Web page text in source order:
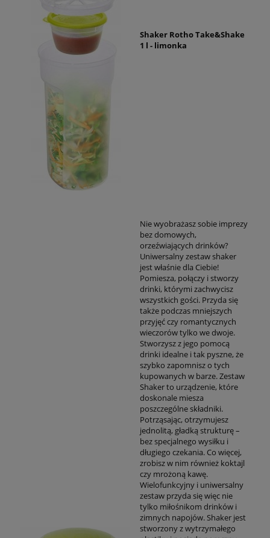
Shaker Rotho Take&Shake
1 l - limonka
Nie wyobrażasz sobie imprezy
bez domowych,
orzeźwiających drinków?
Uniwersalny zestaw shaker
jest właśnie dla Ciebie!
Pomiesza, połączy i stworzy
drinki, którymi zachwycisz
wszystkich gości. Przyda się
także podczas mniejszych
przyjęć czy romantycznych
wieczorów tylko we dwoje.
Stworzysz z jego pomocą
drinki idealne i tak pyszne, że
szybko zapomnisz o tych
kupowanych w barze. Zestaw
Shaker to urządzenie, które
doskonale miesza
poszczególne składniki.
Potrząsając, otrzymujesz
jednolitą, gładką strukturę –
bez specjalnego wysiłku i
długiego czekania. Co więcej,
zrobisz w nim również koktajl
czy mrożoną kawę.
Wielofunkcyjny i uniwersalny
zestaw przyda się więc nie
tylko miłośnikom drinków i
zimnych napojów. Shaker jest
stworzony z wytrzymałego